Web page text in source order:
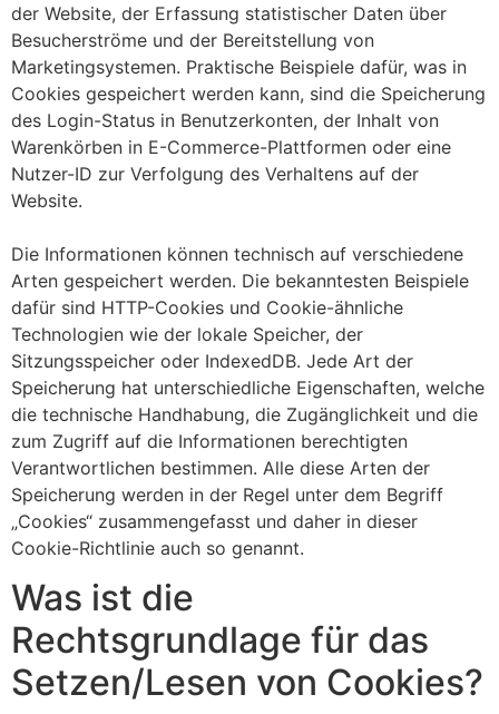
der Website, der Erfassung statistischer Daten über
Besucherströme und der Bereitstellung von
Marketingsystemen. Praktische Beispiele dafür, was in
Cookies gespeichert werden kann, sind die Speicherung
des Login-Status in Benutzerkonten, der Inhalt von
Warenkörben in E-Commerce-Plattformen oder eine
Nutzer-ID zur Verfolgung des Verhaltens auf der
Website.
Die Informationen können technisch auf verschiedene
Arten gespeichert werden. Die bekanntesten Beispiele
dafür sind HTTP-Cookies und Cookie-ähnliche
Technologien wie der lokale Speicher, der
Sitzungsspeicher oder IndexedDB. Jede Art der
Speicherung hat unterschiedliche Eigenschaften, welche
die technische Handhabung, die Zugänglichkeit und die
zum Zugriff auf die Informationen berechtigten
Verantwortlichen bestimmen. Alle diese Arten der
Speicherung werden in der Regel unter dem Begriff
„Cookies“ zusammengefasst und daher in dieser
Cookie-Richtlinie auch so genannt.
Was ist die
Rechtsgrundlage für das
Setzen/Lesen von Cookies?